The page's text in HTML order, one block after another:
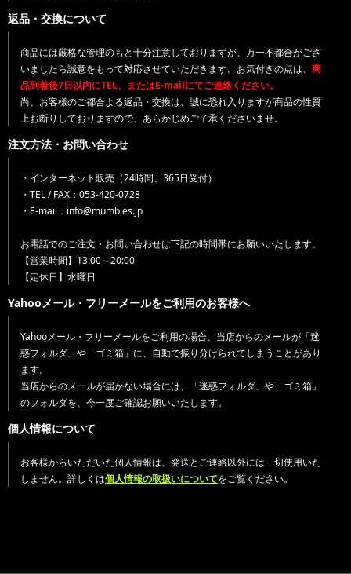
返品・交換について
商品には厳格な管理のもと十分注意しておりますが、万一不都合がござ
いましたら誠意をもって対応させていただきます。お気付きの点は、 商
品到着後7日以内にTEL、またはE-mailにてご連絡ください。
尚、お客様のご都合よる返品・交換は、誠に恐れ入りますが商品の性質
上お断りしておりますので、あらかじめご了承くださいませ。
注文方法・お問い合わせ
・インターネット販売（24時間、365日受付）
・TEL / FAX：053-420-0728
・E-mail：info@mumbles.jp
お電話でのご注文・お問い合わせは下記の時間帯にお願いいたします。
【営業時間】13:00～20:00
【定休日】水曜日
Yahooメール・フリーメールをご利用のお客様へ
Yahooメール・フリーメールをご利用の場合、当店からのメールが「迷
惑フォルダ」や「ゴミ箱」に、自動で振り分けられてしまうことがあり
ます。
当店からのメールが届かない場合には、「迷惑フォルダ」や「ゴミ箱」
のフォルダを、今一度ご確認お願いいたします。
個人情報について
お客様からいただいた個人情報は、発送とご連絡以外には一切使用いた
しません。詳しくは個人情報の取扱いについてをご覧ください。